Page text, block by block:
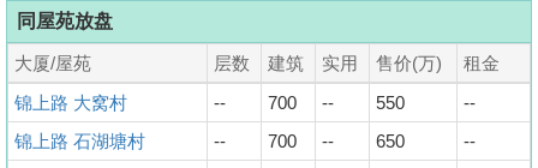
同屋苑放盘
大厦/屋苑 层数 建筑 实用 售价(万)
租金
锦上路 大窝村
-- 700 -- 550
--
锦上路 石湖塘村
-- 700 -- 650
--